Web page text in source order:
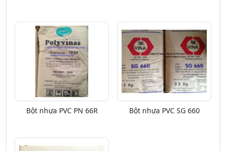
Bột nhựa PVC PN 66R Bột nhựa PVC SG 660